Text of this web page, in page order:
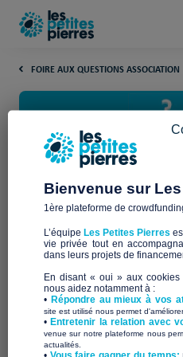
FOIRE AUX QUESTIONS ASSOCIATION
Et si le
Comment
Une campagne est considérée
délai imparti, la somme visée
cas, si votre projet échoue, la
s’applique, ce qui signifie que
de la subvention des Petites
Bienvenue sur
1ère plateforme de
L’équipe Les Petites Pierres
vie privée tout en
dans leurs projets de
En disant « oui » aux
nous aidez notamment à :
• Répondre au mieux à vos
site est utilisé nous permet
•Entretenir la relation avec
venue sur notre plateforme nous
actualités.